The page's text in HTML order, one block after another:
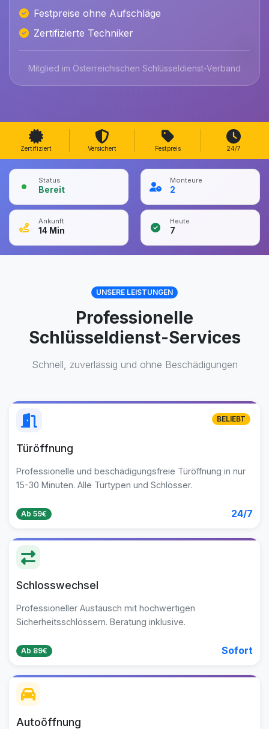
Festpreise ohne Aufschläge
Zertifizierte Techniker
Mitglied im Österreichischen Schlüsseldienst-Verband
Zertifiziert Versichert Festpreis 24/7
Status
Bereit
Monteure
2
Ankunft
14 Min
Heute
7
UNSERE LEISTUNGEN
Professionelle
Schlüsseldienst-Services
Schnell, zuverlässig und ohne Beschädigungen
Türöffnung
Professionelle und beschädigungsfreie Türöffnung in nur
15-30 Minuten. Alle Türtypen und Schlösser.
Ab 59€ 24/7
BELIEBT
Schlosswechsel
Professioneller Austausch mit hochwertigen
Sicherheitsschlössern. Beratung inklusive.
Ab 89€ Sofort
Autoöffnung